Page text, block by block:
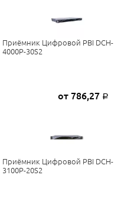
Приёмник Цифровой PBI DCH-
4000P-30S2
от 786,27 Р
Приёмник Цифровой PBI DCH-
3100P-20S2